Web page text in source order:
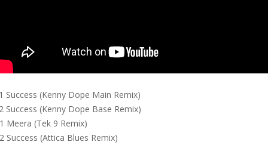
Success (Kenny Dope Main Remix)
Success (Kenny Dope Base Remix)
Meera (Tek 9 Remix)
Success (Attica Blues Remix)